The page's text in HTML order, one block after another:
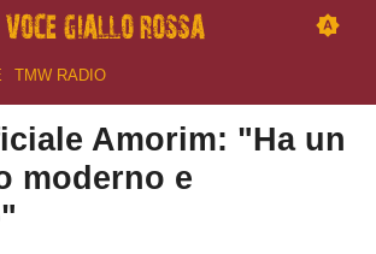
TMW RADIO
Amorim: "Ha un
moderno e